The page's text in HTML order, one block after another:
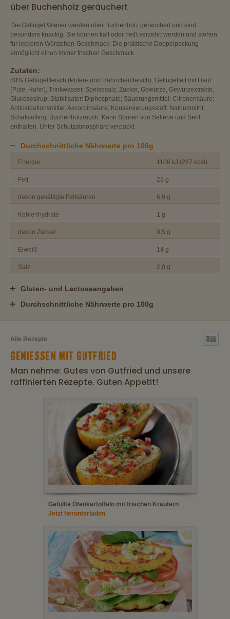
über Buchenholz geräuchert
Die Geflügel Wiener werden über Buchenholz geräuchert und sind
besonders knackig. Sie können kalt oder heiß verzehrt werden und stehen
für leckeren Würstchen-Geschmack. Die praktische Doppelpackung
ermöglicht einen immer frischen Geschmack.
Zutaten:
80% Geflügelfleisch (Puten- und Hähnchenfleisch), Geflügelfett mit Haut
(Pute, Huhn), Trinkwasser, Speisesalz, Zucker, Gewürze, Gewürzextrakte,
Glukosesirup, Stabilisator: Diphosphate; Säuerungsmittel: Citronensäure;
Antioxidationsmittel: Ascorbinsäure; Konservierungsstoff: Natriumnitrit;
Schafsaitling, Buchenholzrauch. Kann Spuren von Sellerie und Senf
enthalten. Unter Schutzatmosphäre verpackt.
Durchschnittliche Nährwerte pro 100g
Energie 1106 kJ (267 kcal)
Fett 23 g
davon gesättigte Fettsäuren 6,9 g
Kohlenhydrate 1 g
davon Zucker 0,5 g
Eiweiß 14 g
Salz 2,0 g
Gluten- und Lactoseangaben
Durchschnittliche Nährwerte pro 100g
Alle Rezepte
GENIESSEN MIT GUTFRIED
Man nehme: Gutes von Gutfried und unsere
raffinierten Rezepte. Guten Appetit!
Gefüllte Ofenkartoffeln mit frischen Kräutern
Jetzt herunterladen